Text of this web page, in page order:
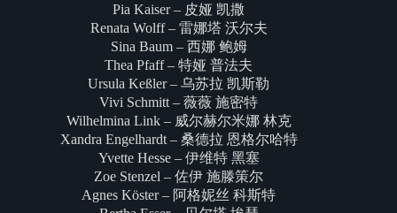
Pia Kaiser – 皮娅 凯撒
Renata Wolff – 雷娜塔 沃尔夫
Sina Baum – 西娜 鲍姆
Thea Pfaff – 特娅 普法夫
Ursula Keßler – 乌苏拉 凯斯勒
Vivi Schmitt – 薇薇 施密特
Wilhelmina Link – 威尔赫尔米娜 林克
Xandra Engelhardt – 桑德拉 恩格尔哈特
Yvette Hesse – 伊维特 黑塞
Zoe Stenzel – 佐伊 施滕策尔
Agnes Köster – 阿格妮丝 科斯特